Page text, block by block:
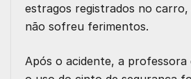
estragos registrados no
não sofreu ferimentos.
Após o acidente, a professora